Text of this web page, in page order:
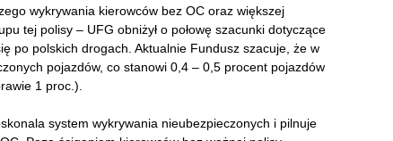
wykrywania kierowców bez OC oraz większej
tej polisy – UFG obniżył o połowę szacunki dotyczące
po polskich drogach. Aktualnie Fundusz szacuje, że w
pojazdów, co stanowi 0,4 – 0,5 procent pojazdów
1 proc.).
system wykrywania nieubezpieczonych i pilnuje